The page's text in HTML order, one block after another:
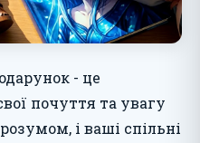
- це
почуття та увагу
і ваші спільні